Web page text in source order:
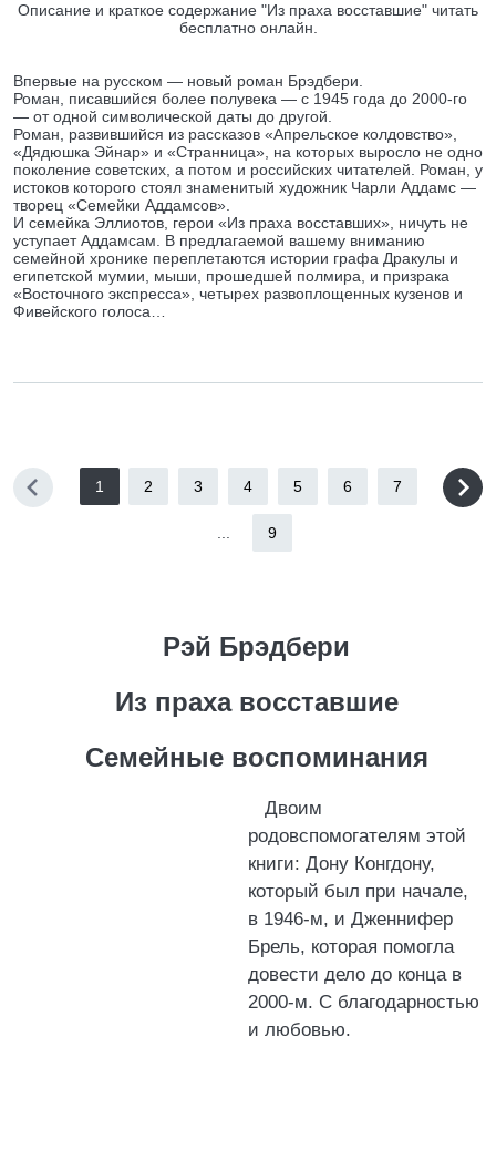
Описание и краткое содержание "Из праха восставшие" читать
бесплатно онлайн.
Впервые на русском — новый роман Брэдбери.
Роман, писавшийся более полувека — с 1945 года до 2000-го
— от одной символической даты до другой.
Роман, развившийся из рассказов «Апрельское колдовство»,
«Дядюшка Эйнар» и «Странница», на которых выросло не одно
поколение советских, а потом и российских читателей. Роман, у
истоков которого стоял знаменитый художник Чарли Аддамс —
творец «Семейки Аддамсов».
И семейка Эллиотов, герои «Из праха восставших», ничуть не
уступает Аддамсам. В предлагаемой вашему вниманию
семейной хронике переплетаются истории графа Дракулы и
египетской мумии, мыши, прошедшей полмира, и призрака
«Восточного экспресса», четырех развоплощенных кузенов и
Фивейского голоса…
1 2 3 4 5 6 7
9
Рэй Брэдбери
Из праха восставшие
Семейные воспоминания
Двоим
родовспомогателям этой
книги: Дону Конгдону,
который был при начале,
в 1946-м, и Дженнифер
Брель, которая помогла
довести дело до конца в
2000-м. С благодарностью
и любовью.